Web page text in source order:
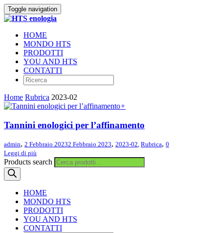
Toggle navigation
HOME
MONDO HTS
PRODOTTI
YOU AND HTS
CONTATTI
Home Rubrica 2023-02
+
Tannini enologici per l’affinamento
admin, 2 Febbraio 20232 Febbraio 2023, 2023-02, Rubrica, 0
Leggi di più
Products search
HOME
MONDO HTS
PRODOTTI
YOU AND HTS
CONTATTI